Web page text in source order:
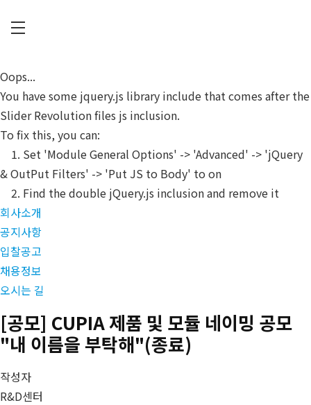
P
Oops...
You have some jquery.js library include that comes after the
Slider Revolution files js inclusion.
To fix this, you can:
1. Set 'Module General Options' -> 'Advanced' -> 'jQuery
& OutPut Filters' -> 'Put JS to Body' to on
2. Find the double jQuery.js inclusion and remove it
회사소개
공지사항
입찰공고
채용정보
오시는 길
[공모] CUPIA 제품 및 모듈 네이밍 공모
"내 이름을 부탁해"(종료)
작성자
R&D센터